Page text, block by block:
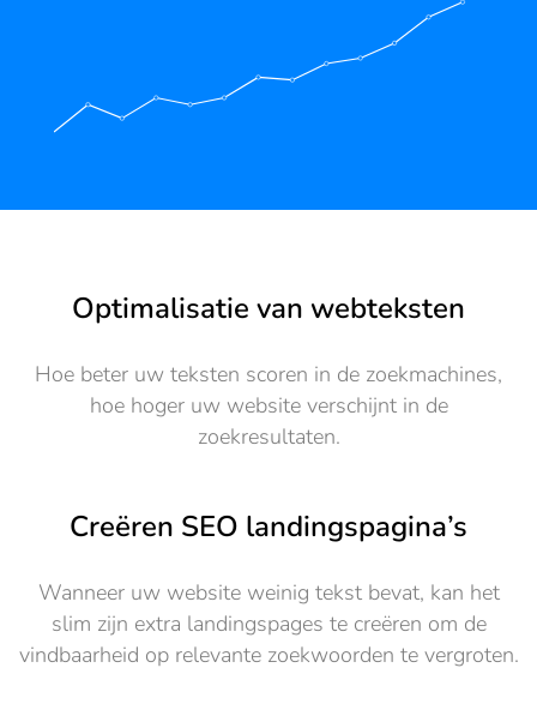
Optimalisatie van webteksten
Hoe beter uw teksten scoren in de zoekmachines,
hoe hoger uw website verschijnt in de
zoekresultaten.
Creëren SEO landingspagina’s
Wanneer uw website weinig tekst bevat, kan het
slim zijn extra landingspages te creëren om de
vindbaarheid op relevante zoekwoorden te vergroten.